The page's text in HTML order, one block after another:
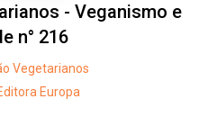
- Veganismo e
n° 216
Vegetarianos
Europa